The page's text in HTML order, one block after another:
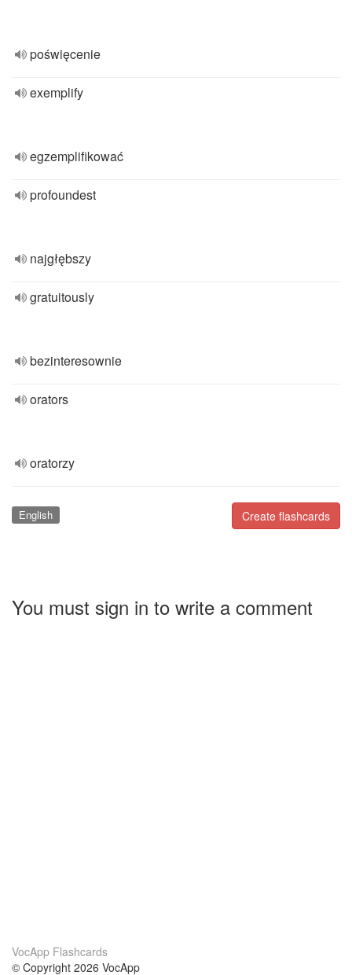
poświęcenie
exemplify
egzemplifikować
profoundest
najgłębszy
gratuitously
bezinteresownie
orators
oratorzy
Create flashcards
English
You must sign in to write a comment
VocApp Flashcards
© Copyright 2026 VocApp